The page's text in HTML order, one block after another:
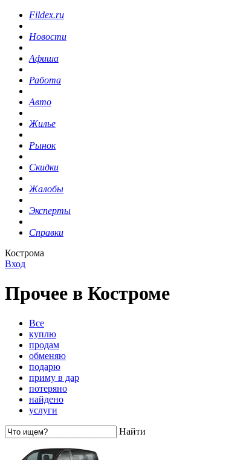
Fildex.ru
Новости
Афиша
Работа
Авто
Жилье
Рынок
Скидки
Жалобы
Эксперты
Справки
Кострома
Вход
Прочее в Костроме
Все
куплю
продам
обменяю
подарю
приму в дар
потеряно
найдено
услуги
Найти